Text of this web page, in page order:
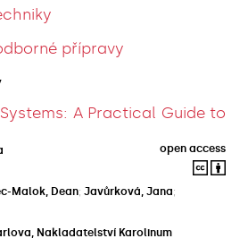
přípravy
A Practical Guide to
open access
Malok, Dean; Javůrková, Jana;
Nakladatelství Karolinum